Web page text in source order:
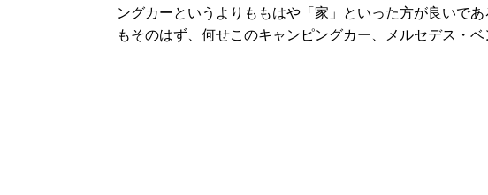
ングカーというよりももはや「家」といった方が良いで
もそのはず、何せこのキャンピングカー、メルセデス・ベ